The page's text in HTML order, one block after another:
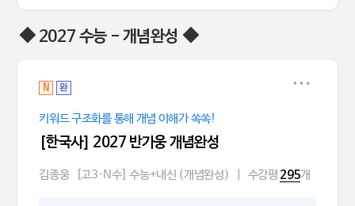
◆ 2027 수능 - 개념완성 ◆
N 완
키워드 구조화를 통해 개념 이해가 쏙쏙!
[한국사] 2027 반가웅 개념완성
김종웅 [고3·N수] 수능+내신 (개념완성) 수강평 295개